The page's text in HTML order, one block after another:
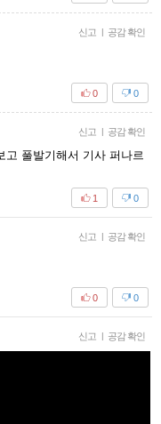
신고 | 공감 확인
0
0
신고 | 공감 확인
고 풀발기해서 기사 퍼나르
0
1
신고 | 공감 확인
0
0
신고 | 공감 확인